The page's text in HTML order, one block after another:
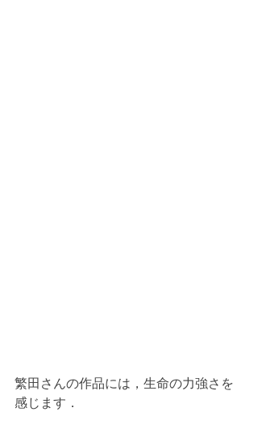
繁田さんの作品には，生命の力強さを
感じます．